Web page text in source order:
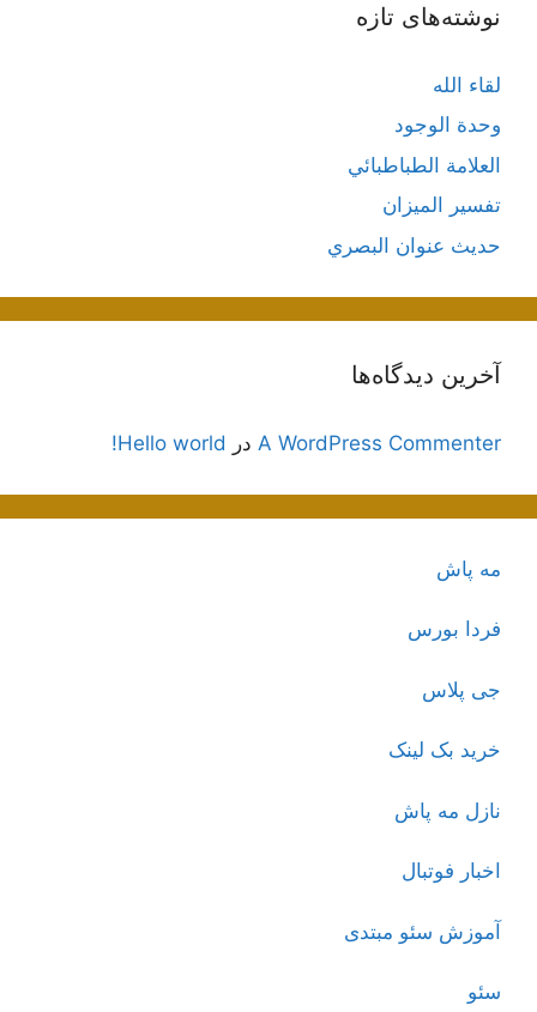
نوشته‌های تازه
لقاء الله
وحدة الوجود
العلامة الطباطبائي
تفسير الميزان
حديث عنوان البصري
آخرین دیدگاه‌ها
A WordPress Commenter در Hello world!
مه پاش
فردا بورس
جی پلاس
خرید بک لینک
نازل مه پاش
اخبار فوتبال
آموزش سئو مبتدی
سئو